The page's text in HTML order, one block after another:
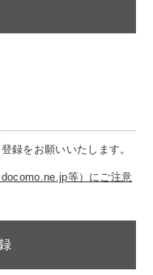
録をお願いいたします。
等）にご注意